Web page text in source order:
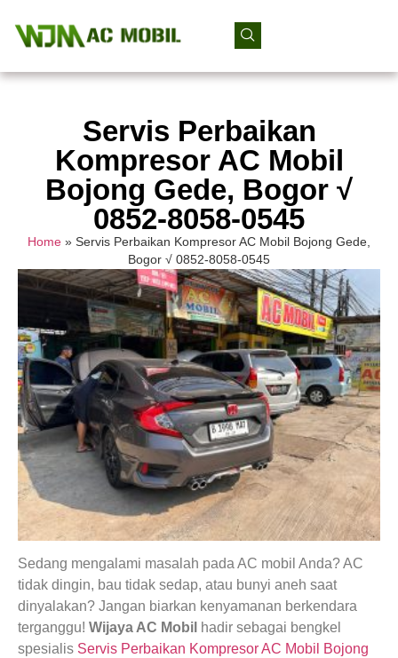
Servis Perbaikan
Kompresor AC Mobil
Bojong Gede, Bogor √
0852-8058-0545
Home » Servis Perbaikan Kompresor AC Mobil Bojong Gede,
Bogor √ 0852-8058-0545
Sedang mengalami masalah pada AC mobil Anda? AC
tidak dingin, bau tidak sedap, atau bunyi aneh saat
dinyalakan? Jangan biarkan kenyamanan berkendara
terganggu! Wijaya AC Mobil hadir sebagai bengkel
spesialis Servis Perbaikan Kompresor AC Mobil Bojong